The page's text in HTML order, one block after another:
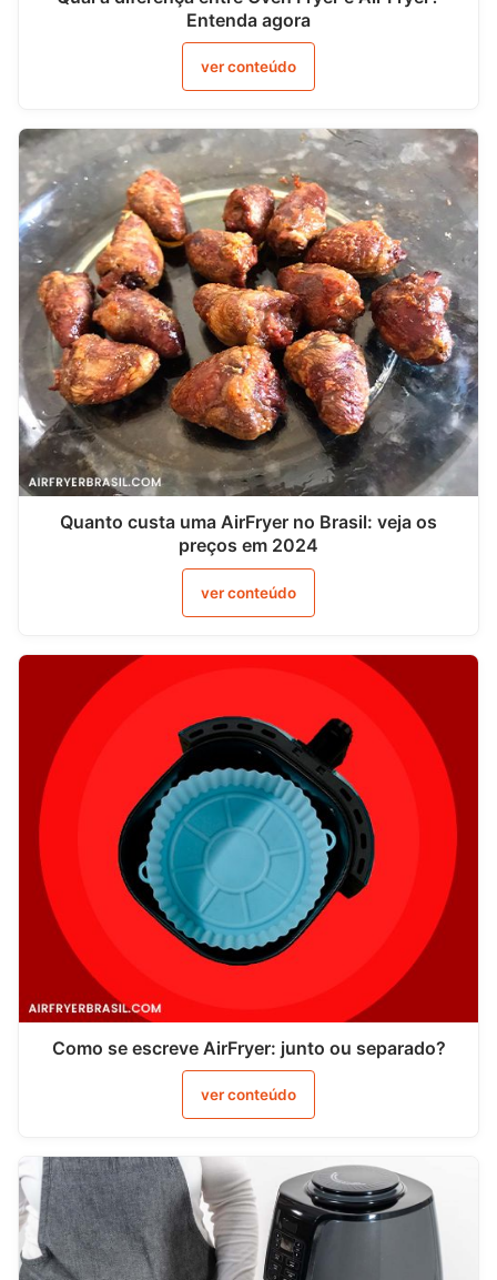
Entenda agora
ver conteúdo
Quanto custa uma AirFryer no Brasil: veja os
preços em 2024
ver conteúdo
Como se escreve AirFryer: junto ou separado?
ver conteúdo